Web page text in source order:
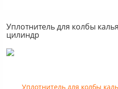
Уплотнитель для колбы
цилиндр